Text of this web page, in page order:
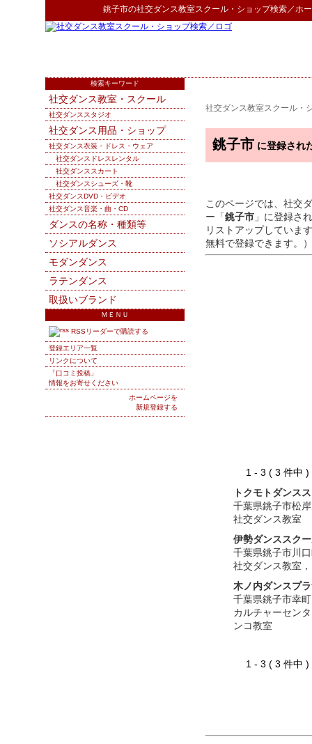
銚子市の社交ダンス教室スクール・ショップ検索／ホ
社交ダンス教室スクール・
銚子市 に登録され
このページでは、社交
ー「銚子市 」に登録さ
リストアップしていま
無料で登録できます。）
1 - 3 ( 3 件
トクモトダンス
千葉県銚子市松
社交ダンス教室
伊勢ダンススク
千葉県銚子市川
社交ダンス教室
木ノ内ダンスプ
千葉県銚子市幸
カルチャーセン
ンコ教室
1 - 3 ( 3 件
検索キーワード
社交ダンス教室・スクール
社交ダンススタジオ
社交ダンス用品・ショップ
社交ダンス衣装・ドレス・ウェア
社交ダンスドレスレンタル
社交ダンススカート
社交ダンスシューズ・靴
社交ダンスDVD・ビデオ
社交ダンス音楽・曲・CD
ダンスの名称・種類等
ソシアルダンス
モダンダンス
ラテンダンス
取扱いブランド
ＭＥＮＵ
RSSリーダーで購読する
登録エリア一覧
リンクについて
「口コミ投稿」
情報をお寄せください
ホームページを
新規登録する